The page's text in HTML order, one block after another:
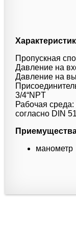
Пропускная
Давление на
Давление на
3/4“NPT
Рабочая
согласно DIN
манометр